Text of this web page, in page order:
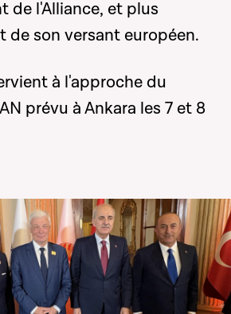
de l'Alliance, et plus
de son versant européen.
à l'approche du
prévu à Ankara les 7 et 8